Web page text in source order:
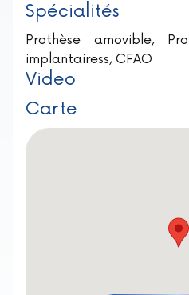
Spécialités
Prothèse amovible,
implantairess, CFAO
Video
Carte